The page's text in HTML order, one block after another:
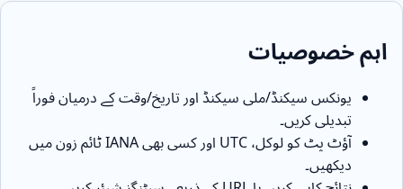
اہم خصوصیات
یونکس سیکنڈ/ملی سیکنڈ اور تاریخ/وقت کے درمیان فوراً
تبدیلی کریں۔
آؤٹ پٹ کو لوکل، UTC اور کسی بھی IANA ٹائم زون میں
دیکھیں۔